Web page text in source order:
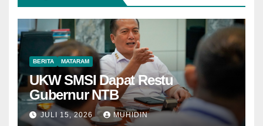
BERITA MATARAM
UKW SMSI Dapat Restu
Gubernur NTB
JULI 15, 2026 MUHIDIN